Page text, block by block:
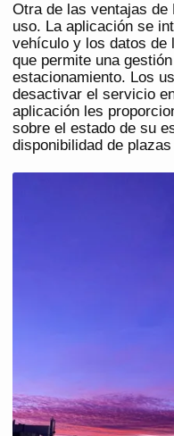
Otra de las ventajas
uso. La aplicación se
vehículo y los datos de
que permite una
estacionamiento. Los
desactivar el servicio
aplicación les
sobre el estado de su
disponibilidad de